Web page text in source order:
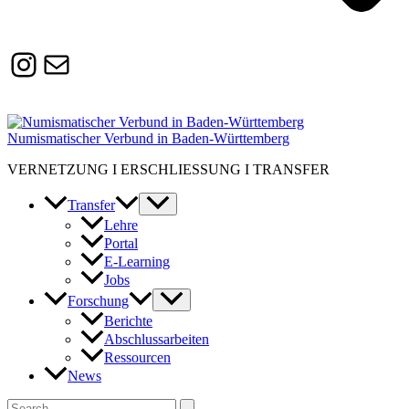
Instagram
Susanne.Boerner@zaw.uni-
heidelberg.de
Numismatischer Verbund in Baden-Württemberg
VERNETZUNG I ERSCHLIESSUNG I TRANSFER
Transfer
Lehre
Portal
E-Learning
Jobs
Forschung
Berichte
Abschlussarbeiten
Ressourcen
News